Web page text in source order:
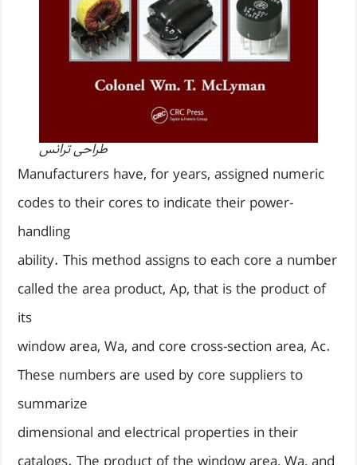
طراحی ترانس
Manufacturers have, for years, assigned numeric
codes to their cores to indicate their power-
handling
ability. This method assigns to each core a number
called the area product, Ap, that is the product of
its
window area, Wa, and core cross-section area, Ac.
These numbers are used by core suppliers to
summarize
dimensional and electrical properties in their